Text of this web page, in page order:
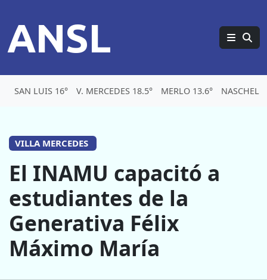
ANSL
SAN LUIS 16° V. MERCEDES 18.5° MERLO 13.6° NASCHEL
VILLA MERCEDES
El INAMU capacitó a
estudiantes de la
Generativa Félix
Máximo María